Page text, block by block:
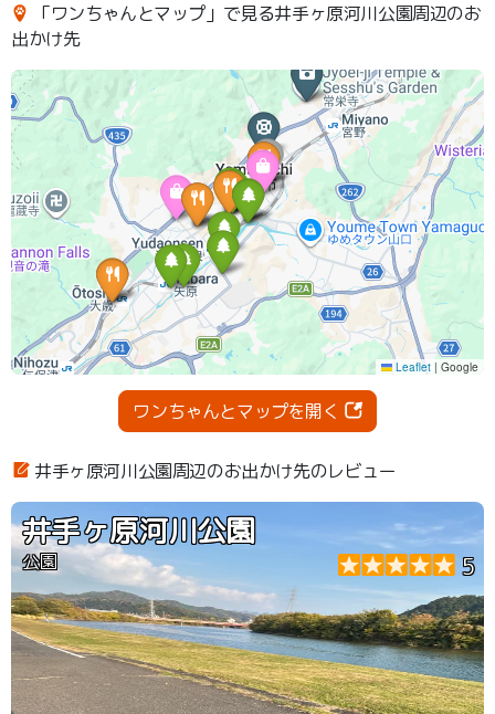
「ワンちゃんとマップ」で見る井手ヶ原河川公園周辺のお
出かけ先
ワンちゃんとマップを開く
井手ヶ原河川公園周辺のお出かけ先のレビュー
井手ヶ原河川公園
公園 5